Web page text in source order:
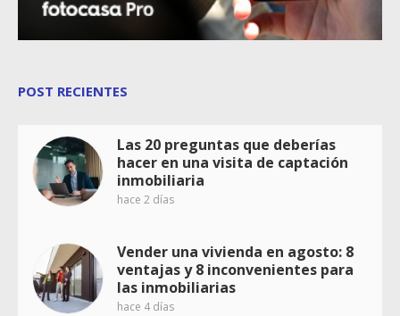
POST RECIENTES
Las 20 preguntas que deberías
hacer en una visita de captación
inmobiliaria
hace 2 días
Vender una vivienda en agosto: 8
ventajas y 8 inconvenientes para
las inmobiliarias
hace 4 días